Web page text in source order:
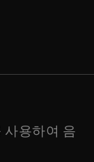
사용하여 음